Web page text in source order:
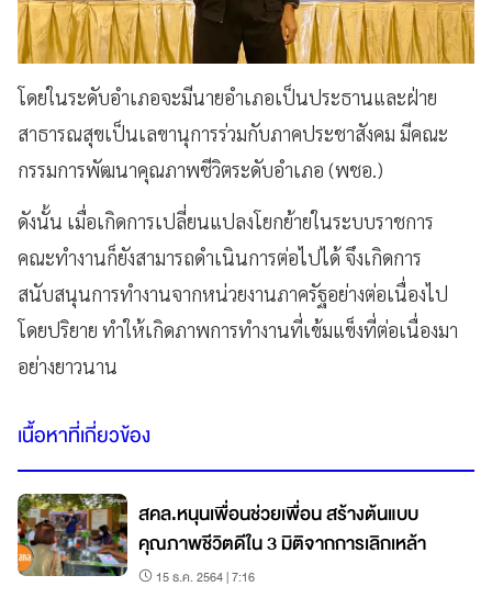
โดยในระดับอำเภอจะมีนายอำเภอเป็นประธานและฝ่าย
สาธารณสุขเป็นเลขานุการร่วมกับภาคประชาสังคม มีคณะ
กรรมการพัฒนาคุณภาพชีวิตระดับอำเภอ (พชอ.)
ดังนั้น เมื่อเกิดการเปลี่ยนแปลงโยกย้ายในระบบราชการ
คณะทำงานก็ยังสามารถดำเนินการต่อไปได้ จึงเกิดการ
สนับสนุนการทำงานจากหน่วยงานภาครัฐอย่างต่อเนื่องไป
โดยปริยาย ทำให้เกิดภาพการทำงานที่เข้มแข็งที่ต่อเนื่องมา
อย่างยาวนาน
เนื้อหาที่เกี่ยวข้อง
สคล.หนุนเพื่อนช่วยเพื่อน สร้างต้นแบบ
คุณภาพชีวิตดีใน 3 มิติจากการเลิกเหล้า
15 ธ.ค. 2564 | 7:16